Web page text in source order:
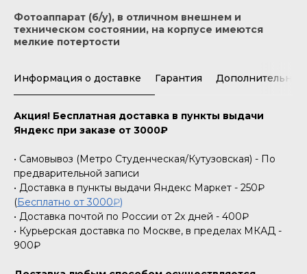
Фотоаппарат (б/у), в отличном внешнем и
техническом состоянии, на корпусе имеются
мелкие потертости
Информация о доставке Гарантия
Акция! Бесплатная доставка в пункты выдачи
Яндекс при заказе от 3000₽
• Самовывоз (Метро Студенческая/Кутузовская) - По
предварительной записи
• Доставка в пункты выдачи Яндекс Маркет - 250₽
(Бесплатно от 3000₽)
• Доставка почтой по России от 2х дней - 400₽
• Курьерская доставка по Москве, в пределах МКАД -
900₽